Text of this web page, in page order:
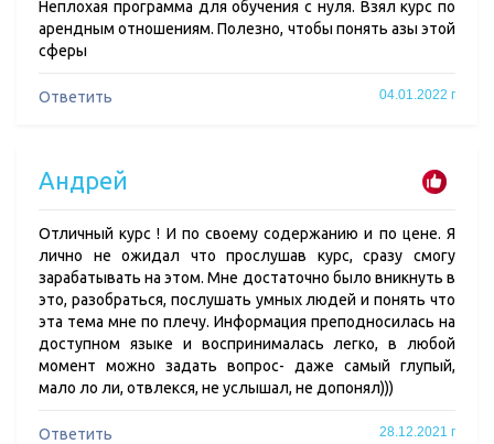
Неплохая программа для обучения с нуля. Взял курс по
арендным отношениям. Полезно, чтобы понять азы этой
сферы
Ответить 04.01.2022 г
Андрей
Отличный курс ! И по своему содержанию и по цене. Я
лично не ожидал что прослушав курс, сразу смогу
зарабатывать на этом. Мне достаточно было вникнуть в
это, разобраться, послушать умных людей и понять что
эта тема мне по плечу. Информация преподносилась на
доступном языке и воспринималась легко, в любой
момент можно задать вопрос- даже самый глупый,
мало ло ли, отвлекся, не услышал, не допонял)))
Ответить 28.12.2021 г